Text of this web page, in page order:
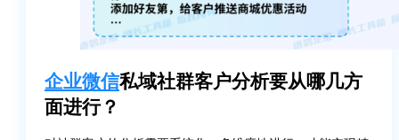
企业微信私域社群客户分析要从哪几方
面进行？